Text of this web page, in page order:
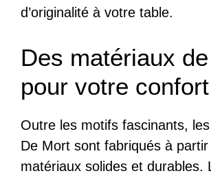
d’originalité à votre table.
Des matériaux
pour votre confort
Outre les motifs fascinants,
De Mort sont fabriqués à
matériaux solides et durables.